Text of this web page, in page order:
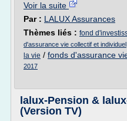
Voir la suite
Par : LALUX Assurances
Thèmes liés : fond
d'assurance vie collectif et individuel
la vie / fonds d'assurance
2017
lalux-Pension &
(Version TV)